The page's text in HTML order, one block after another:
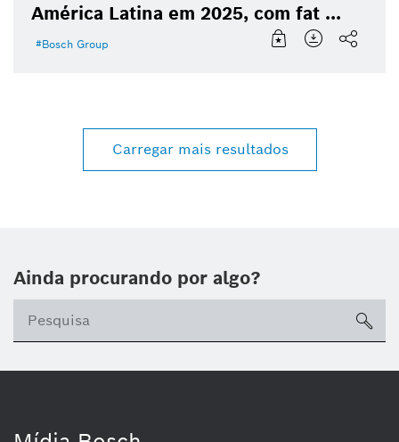
América Latina em 2025, com fat ...
Bosch Group
Carregar mais resultados
Ainda procurando por algo?